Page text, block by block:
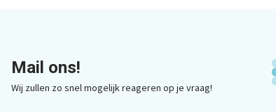
Mail ons!
Wij zullen zo snel mogelijk reageren op je vraag!